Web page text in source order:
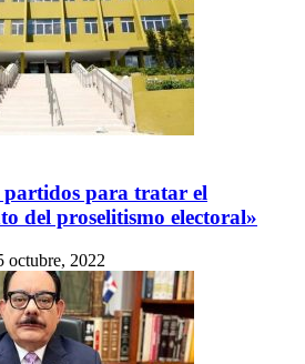
partidos para tratar el
del proselitismo electoral»
octubre, 2022